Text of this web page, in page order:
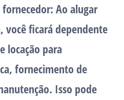
Ao alugar
você ficará dependente
locação para
fornecimento de
Isso pode